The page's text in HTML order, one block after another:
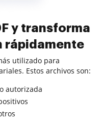
y transforma
rápidamente
utilizado para
Estos archivos son:
autorizada